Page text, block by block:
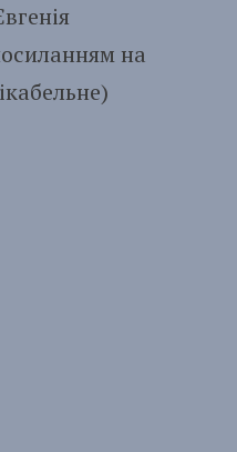
на